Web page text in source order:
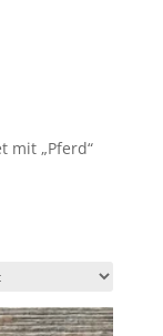
mit „Pferd“